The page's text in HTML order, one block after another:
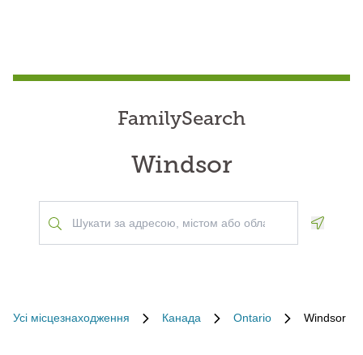
FamilySearch
Windsor
Усі місцезнаходження Канада Ontario Windsor